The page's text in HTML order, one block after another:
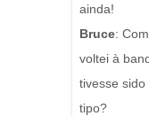
ainda!
Bruce:
voltei à
tivesse
tipo?